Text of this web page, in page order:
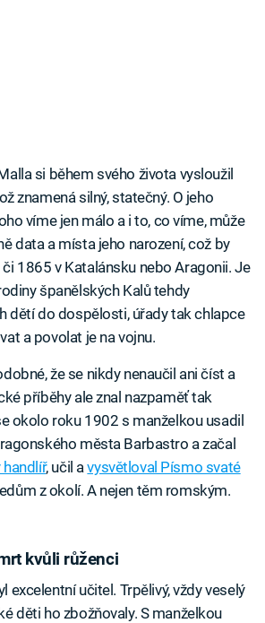
si během svého života vysloužil
znamená silný, statečný. O jeho
víme jen málo a i to, co víme, může
data a místa jeho narození, což by
1865 v Katalánsku nebo Aragonii. Je
španělských Kalů tehdy
dětí do dospělosti, úřady tak chlapce
a povolat je na vojnu.
že se nikdy nenaučil ani číst a
příběhy ale znal nazpaměť tak
okolo roku 1902 s manželkou usadil
města Barbastro a začal
, učil avysvětloval Písmo svaté
z okolí. A nejen těm romským.
kvůli růženci
excelentní učitel. Trpělivý, vždy veselý
děti ho zbožňovaly. S manželkou